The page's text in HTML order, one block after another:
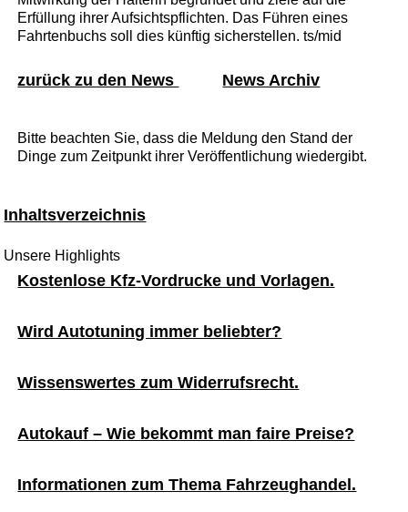
Erfüllung ihrer Aufsichtspflichten. Das Führen eines
Fahrtenbuchs soll dies künftig sicherstellen. ts/mid
zurück zu den News News Archiv
Bitte beachten Sie, dass die Meldung den Stand der
Dinge zum Zeitpunkt ihrer Veröffentlichung wiedergibt.
Inhaltsverzeichnis
Unsere Highlights
Kostenlose Kfz-Vordrucke und Vorlagen.
Wird Autotuning immer beliebter?
Wissenswertes zum Widerrufsrecht.
Autokauf – Wie bekommt man faire Preise?
Informationen zum Thema Fahrzeughandel.